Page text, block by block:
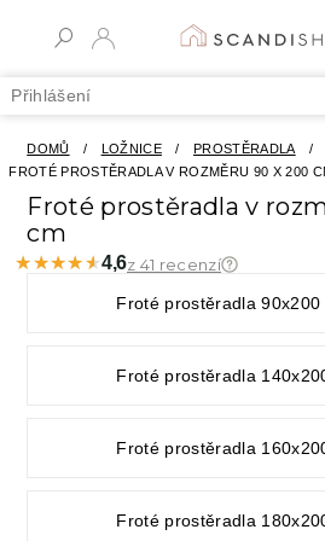
Přihlášení
DOMŮ / LOŽNICE / PROSTĚRADLA /
FROTÉ PROSTĚRADLA V ROZMĚRU 90 X 200
Froté prostěradla v
cm
★★★★★
★★★★★4,6z 41 recenzí
Froté prostěradla 90x200
Froté prostěradla
Froté prostěradla
Froté prostěradla